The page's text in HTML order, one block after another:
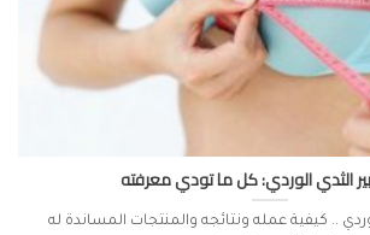
الثدي الوردي: كل ما تودي معرفته
.. كيفية عمله ونتائجه والمنتجات المساندة له